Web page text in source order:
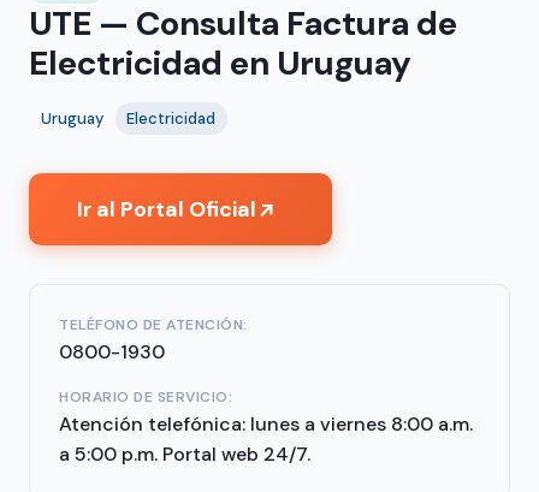
UTE — Consulta Factura de
Electricidad en Uruguay
Uruguay Electricidad
Ir al Portal Oficial↗
TELÉFONO DE ATENCIÓN:
0800-1930
HORARIO DE SERVICIO:
Atención telefónica: lunes a viernes 8:00 a.m.
a 5:00 p.m. Portal web 24/7.